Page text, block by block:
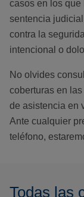
casos en los que
sentencia
contra la
intencional o
No olvides
coberturas en
de asistencia en
Ante cualquier
teléfono,
Todas las